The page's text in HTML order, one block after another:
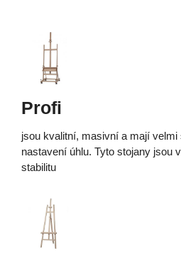
Profi
jsou kvalitní, masivní a mají
nastavení úhlu. Tyto stojany jsou
stabilitu